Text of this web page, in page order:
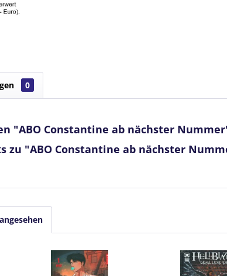
0
"ABO Constantine ab nächster
zu "ABO Constantine ab nächster